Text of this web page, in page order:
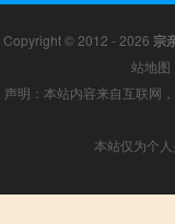
Copyright © 2012 - 2026 宗
站地图
声明：本站内容来自互联网
本站仅为个